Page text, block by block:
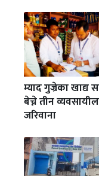
म्याद गुज्रेका खाद्य
बेच्ने तीन
जरिवाना